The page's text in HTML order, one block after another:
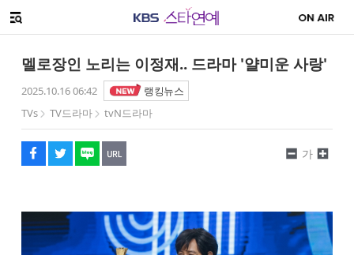
메뉴 열기
멜로장인 노리는 이정재.. 드라마 '얄미운 사랑'
2025.10.16 06:42
랭킹뉴스
TVs
TV드라마 tvN드라마
페이스북
트위터
네이버
URL복사
글씨 작게보기
가
글씨 크게보기
해시태그